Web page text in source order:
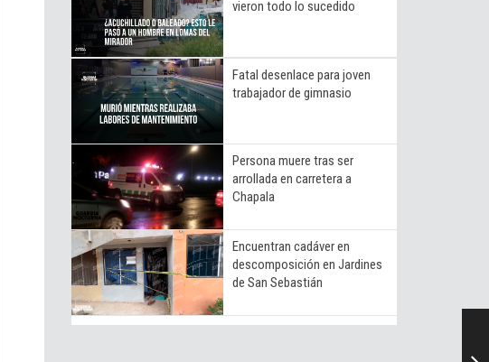
vieron todo lo sucedido
Fatal desenlace para joven
trabajador de gimnasio
Persona muere tras ser
arrollada en carretera a
Chapala
Encuentran cadáver en
descomposición en Jardines
de San Sebastián